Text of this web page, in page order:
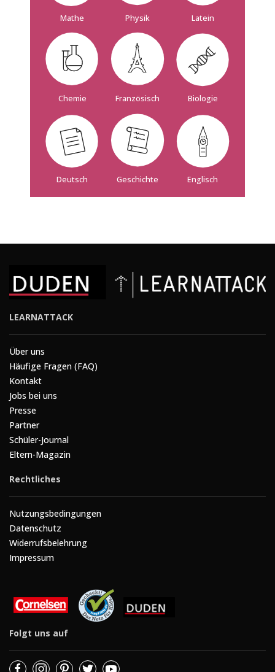
Mathe Physik Latein
Chemie Französisch Biologie
Deutsch Geschichte Englisch
LEARNATTACK
Über uns
Häufige Fragen (FAQ)
Kontakt
Jobs bei uns
Presse
Partner
Schüler-Journal
Eltern-Magazin
Rechtliches
Nutzungsbedingungen
Datenschutz
Widerrufsbelehrung
Impressum
Folgt uns auf